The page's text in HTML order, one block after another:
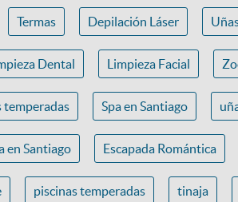
Termas Depilación Láser
Dental Limpieza Facial
temperadas Spa en Santiago
en Santiago Escapada Romántica
piscinas temperadas tinaja